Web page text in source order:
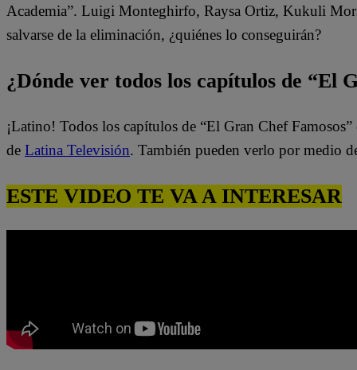
Academia”. Luigi Monteghirfo, Raysa Ortiz, Kukuli
salvarse de la eliminación, ¿quiénes lo conseguirán?
¿Dónde ver todos los capítulos de “El
¡Latino! Todos los capítulos de “El Gran Chef
de Latina Televisión. También pueden verlo por medio
ESTE VIDEO TE VA A INTERESAR